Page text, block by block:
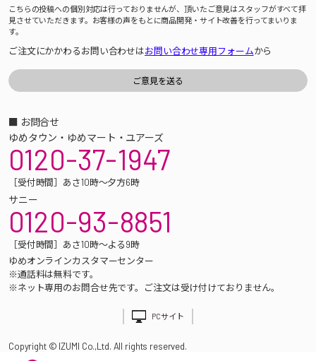
こちらの投稿への個別対応は行っておりませんが、頂いたご意見はスタッフがすべて拝
見させていただきます。お客様の声をもとに商品開発・サイト改善を行ってまいりま
す。
ご注文にかかわるお問い合わせはお問い合わせ専用フォームから
■ お問合せ
ゆめタウン・ゆめマート・ユアーズ
0120-37-1947
［受付時間］あさ10時～夕方6時
サニー
0120-93-8851
［受付時間］あさ10時～よる9時
ゆめオンラインカスタマーセンター
※通話料は無料です。
※ネット専用のお問合せ先です。ご注文は受け付けておりません。
PCサイト
Copyright © IZUMI Co.,Ltd. All rights reserved.